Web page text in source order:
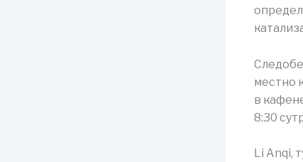
местно
в
8:30
Li Anqi,